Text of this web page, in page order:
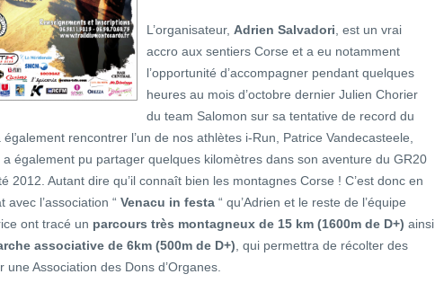
L’organisateur, Adrien Salvadori , est un vrai
accro aux sentiers Corse et a eu notamment
l’opportunité d’accompagner pendant quelques
heures au mois d’octobre dernier Julien Chorier
du team Salomon sur sa tentative de record du
également rencontrer l’un de nos athlètes i-Run, Patrice Vandecasteele,
a également pu partager quelques kilomètres dans son aventure du GR20
2012. Autant dire qu’il connaît bien les montagnes Corse ! C’est donc en
avec l’association “ Venacu in festa “ qu’Adrien et le reste de l’équipe
ont tracé un parcours très montagneux de 15 km (1600m de D+) ainsi
associative de 6km (500m de D+) , qui permettra de récolter des
une Association des Dons d’Organes.